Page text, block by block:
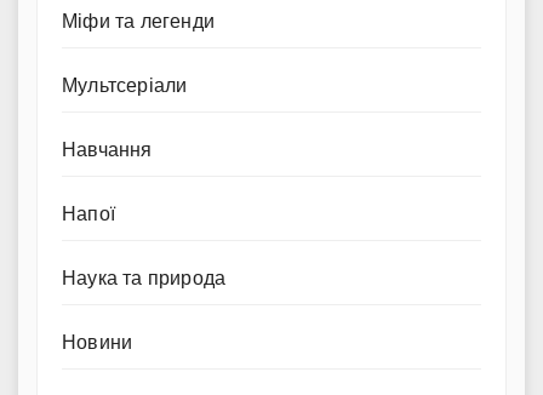
Міфи та легенди
Мультсеріали
Навчання
Напої
Наука та природа
Новини